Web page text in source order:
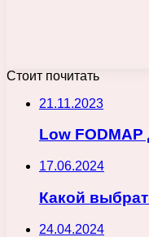
Стоит почитать
21.11.2023
Low
17.06.2024
Какой
24.04.2024